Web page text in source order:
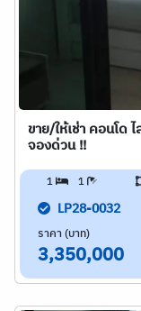
ขาย/ให้เช่า คอนโด
จองด่วน !!
1 1
LP28-0032
ราคา (บาท)
3,350,000